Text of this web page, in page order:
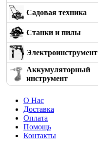
Садовая техника
Станки и пилы
Электроинструмент
Аккумуляторный
инструмент
О Нас
Доставка
Оплата
Помощь
Контакты